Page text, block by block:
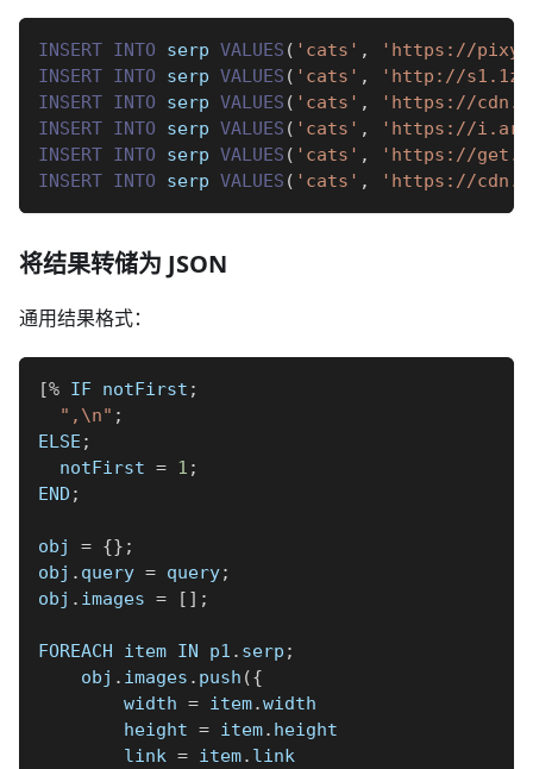
INSERT INTO serp VALUES ( 'cats' ,
'https://
INSERT INTO serp VALUES ( 'cats' ,
'http://
INSERT INTO serp VALUES ( 'cats' ,
'https://
INSERT INTO serp VALUES ( 'cats' ,
'https://
INSERT INTO serp VALUES ( 'cats' ,
'https://
INSERT INTO serp VALUES ( 'cats' , 'https://
将结果转储为 JSON
通用结果格式：
[% IF notFirst ;
",\n" ;
ELSE ;
  notFirst
= 1 ;
END ;
obj = {} ;
obj . query = query;
obj . images = [ ] ;
FOREACH item IN p1 . serp ;
    obj
. images . push ({
        width
= item.width
        height
= item. height
        link
= item. link